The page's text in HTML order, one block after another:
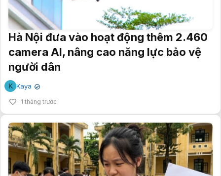
Hà Nội đưa vào hoạt động thêm 2.460
camera AI, nâng cao năng lực bảo vệ
người dân
K Kaya ✔